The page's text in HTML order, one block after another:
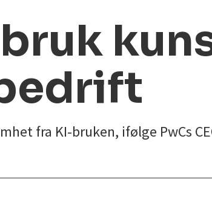
fra KI-bruken, ifølge PwCs